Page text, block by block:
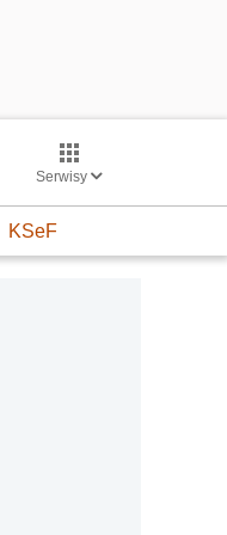
Serwisy
KSeF